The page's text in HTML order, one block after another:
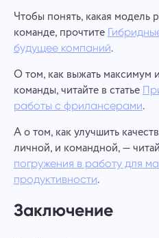
Чтобы понять, какая модель
команде, прочтите
будущее компаний.
О том, как выжать максимум
команды, читайте в статье
работы с фрилансерами.
А о том, как улучшить
личной, и командной, —
погружения в работу для
продуктивности.
Заключение